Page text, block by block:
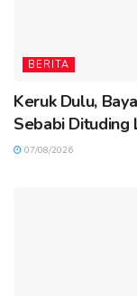
BERITA
Keruk Dulu,
Sebabi Dituding
07/08/2026